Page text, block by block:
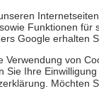
Gesundheit zu
Lebensjahr mit
die von der GKV